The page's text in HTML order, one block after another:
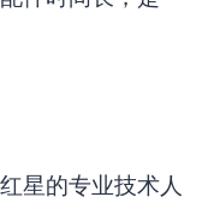
星的专业技术人